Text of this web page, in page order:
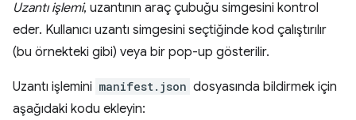
Uzantı işlemi, uzantının araç çubuğu simgesini kontrol
eder. Kullanıcı uzantı simgesini seçtiğinde kod çalıştırılır
(bu örnekteki gibi) veya bir pop-up gösterilir.
Uzantı işlemini manifest.json dosyasında bildirmek için
aşağıdaki kodu ekleyin: